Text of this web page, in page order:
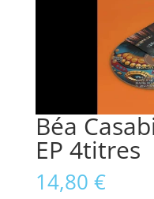
Béa
EP 4titres
14,80 €